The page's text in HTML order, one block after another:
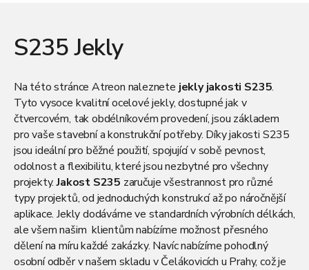
S235 Jekly
Na této stránce Atreon naleznete jekly jakosti S235.
Tyto vysoce kvalitní ocelové jekly, dostupné jak v
čtvercovém, tak obdélníkovém provedení, jsou základem
pro vaše stavební a konstrukční potřeby. Díky jakosti S235
jsou ideální pro běžné použití, spojující v sobě pevnost,
odolnost a flexibilitu, které jsou nezbytné pro všechny
projekty.Jakost S235 zaručuje všestrannost pro různé
typy projektů, od jednoduchých konstrukcí až po náročnější
aplikace. Jekly dodáváme ve standardních výrobních délkách,
ale všem našim klientům nabízíme možnost přesného
dělení na míru každé zakázky. Navíc nabízíme pohodlný
osobní odběr v našem skladu v Čelákovicích u Prahy, což je